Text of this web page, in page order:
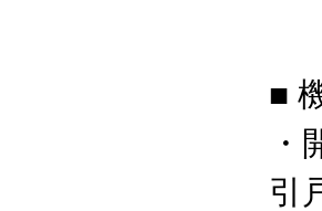
■
引